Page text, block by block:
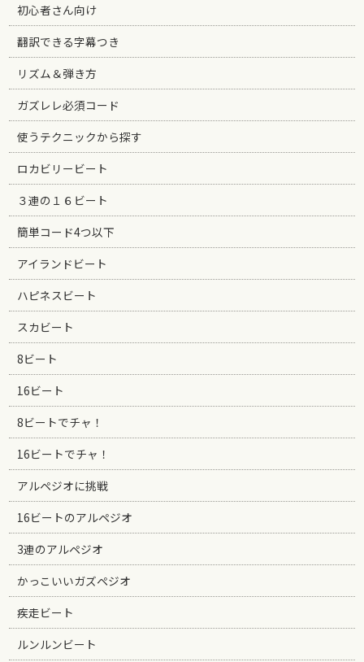
初心者さん向け
翻訳できる字幕つき
リズム＆弾き方
ガズレレ必須コード
使うテクニックから探す
ロカビリービート
３連の１６ビート
簡単コード4つ以下
アイランドビート
ハピネスビート
スカビート
8ビート
16ビート
8ビートでチャ！
16ビートでチャ！
アルペジオに挑戦
16ビートのアルペジオ
3連のアルペジオ
かっこいいガズペジオ
疾走ビート
ルンルンビート